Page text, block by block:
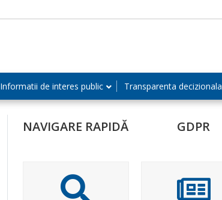
Informatii de interes public Transparenta decizionala
NAVIGARE RAPIDĂ GDPR